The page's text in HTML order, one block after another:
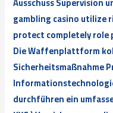
gambling casino utilize
protect completely role
Die Waffenplattform
Sicherheitsmaßnahme
durchführen ein